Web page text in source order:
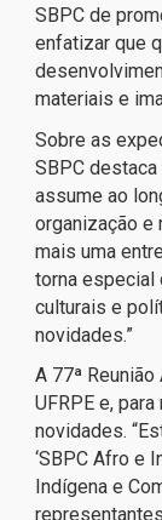
SBPC de
enfatizar que
materiais e
Sobre as
SBPC
assume ao
organização e
mais uma
torna especial
culturais e
novidades.”
A 77ª
UFRPE e,
novidades.
‘SBPC Afro e
Indígena e